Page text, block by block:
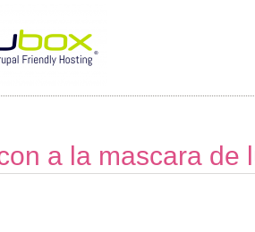
a la mascara de